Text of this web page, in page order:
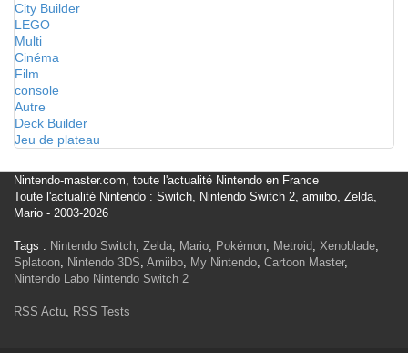
City Builder
LEGO
Multi
Cinéma
Film
console
Autre
Deck Builder
Jeu de plateau
Nintendo-master.com, toute l'actualité Nintendo en France
Toute l'actualité Nintendo : Switch, Nintendo Switch 2, amiibo, Zelda,
Mario - 2003-2026
Tags : Nintendo Switch, Zelda, Mario, Pokémon, Metroid, Xenoblade,
Splatoon, Nintendo 3DS, Amiibo, My Nintendo, Cartoon Master,
Nintendo Labo Nintendo Switch 2
RSS Actu, RSS Tests